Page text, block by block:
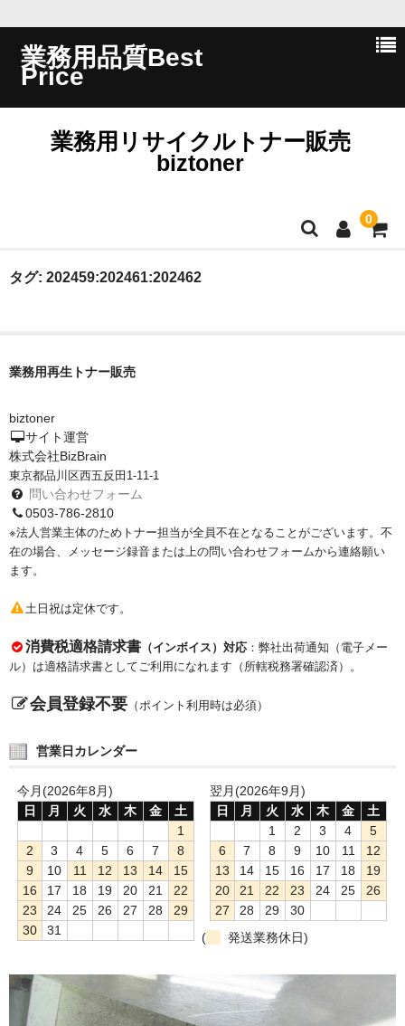
業務用品質Best
Price
業務用リサイクルトナー販売
biztoner
0
ホーム
PrivacyPolicy
特定商取引法に基づく表示
よくある質問
保証受付中
トナー・ドラム交換・修理
プリンタ補償
貴社都合返品
動画で分かる
トナー再生の流れ
もっと安い販売店があります。何が違うのですか？
リサイクルトナーで経費削減
リサイクルトナーの評価
リサイクルトナーを使える会社、使えない会社
タグ: 202459:202461:202462
業務用再生トナー販売
biztoner
サイト運営
株式会社BizBrain
東京都品川区西五反田1-11-1
問い合わせフォーム
0503-786-2810
※法人営業主体のためトナー担当が全員不在となることがございます。不
在の場合、メッセージ録音または上の問い合わせフォームから連絡願い
ます。
土日祝は定休です。
消費税適格請求書 （インボイス）対応 ：弊社出荷通知（電子メー
ル）は適格請求書としてご利用になれます（所轄税務署確認済）。
会員登録不要 （ポイント利用時は必須）
営業日カレンダー
今月(2026年8月)
日
月 火 水 木 金
土
1
2
3 4 5 6 7
8
9
10 11 12 13 14
15
16
17 18 19 20 21
22
23
24 25 26 27 28
29
30
31
翌月(2026年9月)
日
月 火 水 木 金
土
1
2 3 4
5
6
7 8 9 10 11
12
13
14 15 16 17 18
19
20
21 22 23 24 25
26
27
28 29
30
(
発送業務休日)